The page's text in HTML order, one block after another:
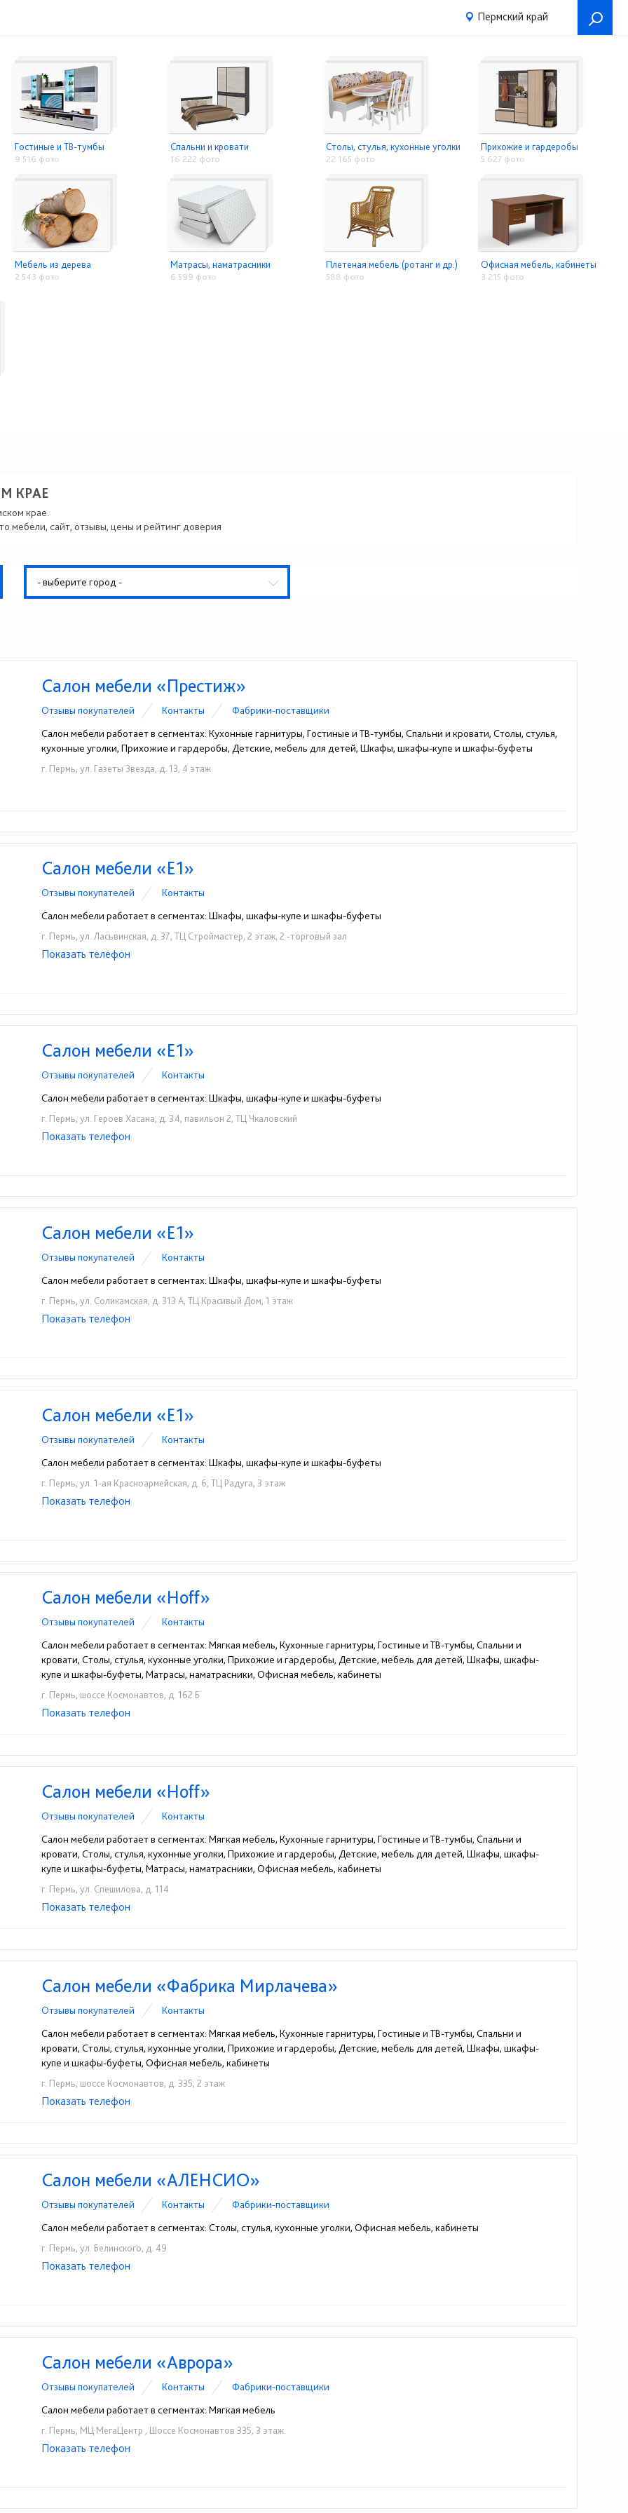
Пермский край
Гостиные и ТВ-тумбы
9 516 фото
Спальни и кровати
16 222 фото
Столы, стулья, кухонные уголки
22 165 фото
Прихожие и гардеробы
5 627 фото
Мебель из дерева
2 543 фото
Матрасы, наматрасники
6 599 фото
Плетеная мебель (ротанг и др.)
588 фото
Офисная мебель, кабинеты
3 215 фото
КРАЕ
крае.
мебели, сайт, отзывы, цены и рейтинг доверия
- выберите город -
Салон мебели «Престиж»
Отзывы покупателей Контакты
Фабрики-поставщики
Салон мебели работает в сегментах: Кухонные гарнитуры, Гостиные и ТВ-тумбы, Спальни и кровати, Столы, стулья,
кухонные уголки, Прихожие и гардеробы, Детские, мебель для детей, Шкафы, шкафы-купе и шкафы-буфеты
г. Пермь, ул. Газеты Звезда, д. 13, 4 этаж
Салон мебели «Е1»
Отзывы покупателей
Контакты
Салон мебели работает в сегментах: Шкафы, шкафы-купе и шкафы-буфеты
г. Пермь, ул. Ласьвинская, д. 37, ТЦ Строймастер, 2 этаж, 2 -торговый зал
☎+7 (922) 240-07-96
Показать телефон
Салон мебели «Е1»
Отзывы покупателей
Контакты
Салон мебели работает в сегментах: Шкафы, шкафы-купе и шкафы-буфеты
г. Пермь, ул. Героев Хасана, д. 34, павильон 2, ТЦ Чкаловский
☎+7 (922) 380-56-88
Показать телефон
Салон мебели «Е1»
Отзывы покупателей
Контакты
Салон мебели работает в сегментах: Шкафы, шкафы-купе и шкафы-буфеты
г. Пермь, ул. Соликамская, д. 313 А, ТЦ Красивый Дом, 1 этаж
☎+7 (919) 463-82-76
Показать телефон
Салон мебели «Е1»
Отзывы покупателей
Контакты
Салон мебели работает в сегментах: Шкафы, шкафы-купе и шкафы-буфеты
г. Пермь, ул. 1-ая Красноармейская, д. 6, ТЦ Радуга, 3 этаж
☎+7 (922) 339-40-69
Показать телефон
Салон мебели «Hoff»
Отзывы покупателей
Контакты
Салон мебели работает в сегментах: Мягкая мебель, Кухонные гарнитуры, Гостиные и ТВ-тумбы, Спальни и
кровати, Столы, стулья, кухонные уголки, Прихожие и гардеробы, Детские, мебель для детей, Шкафы, шкафы-
купе и шкафы-буфеты, Матрасы, наматрасники, Офисная мебель, кабинеты
г. Пермь, шоссе Космонавтов, д. 162 Б
☎+ 7 (342) 248-23-41
Показать телефон
Салон мебели «Hoff»
Отзывы покупателей
Контакты
Салон мебели работает в сегментах: Мягкая мебель, Кухонные гарнитуры, Гостиные и ТВ-тумбы, Спальни и
кровати, Столы, стулья, кухонные уголки, Прихожие и гардеробы, Детские, мебель для детей, Шкафы, шкафы-
купе и шкафы-буфеты, Матрасы, наматрасники, Офисная мебель, кабинеты
г. Пермь, ул. Спешилова, д. 114
☎+ 7 (342) 248-23-41
Показать телефон
Салон мебели «Фабрика Мирлачева»
Отзывы покупателей
Контакты
Салон мебели работает в сегментах: Мягкая мебель, Кухонные гарнитуры, Гостиные и ТВ-тумбы, Спальни и
кровати, Столы, стулья, кухонные уголки, Прихожие и гардеробы, Детские, мебель для детей, Шкафы, шкафы-
купе и шкафы-буфеты, Офисная мебель, кабинеты
г. Пермь, шоссе Космонавтов, д. 335, 2 этаж
☎+7 (342) 296-21-61
Показать телефон
Салон мебели «АЛЕНСИО»
Отзывы покупателей Контакты
Фабрики-поставщики
Салон мебели работает в сегментах: Столы, стулья, кухонные уголки, Офисная мебель, кабинеты
г. Пермь, ул. Белинского, д. 49
☎+7 (800) 550-44-62
Показать телефон
Салон мебели «Аврора»
Отзывы покупателей Контакты
Фабрики-поставщики
Салон мебели работает в сегментах: Мягкая мебель
г. Пермь, МЦ МегаЦентр , Шоссе Космонавтов 335, 3 этаж.
☎+7 (342) 258-30-38, доб.(608)
Показать телефон